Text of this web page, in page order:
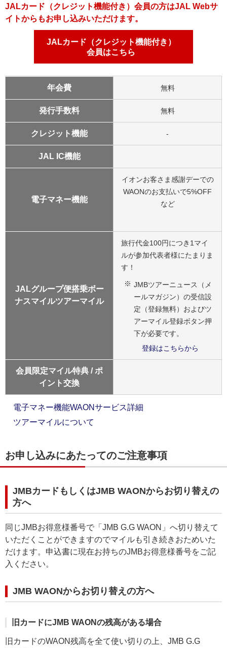
JALカード（クレジット機能付き）会員の方はJAL Webサ
イトからもお申し込みいただけます。
JALカード（クレジット機能付き）
会員はこちら
年会費 無料
発行手数料 無料
クレジット機能 -
JAL IC機能
電子マネー機能
イオンお客さま感謝デーでの
WAONのお支払いで5%OFF
など
JALグループ便搭乗ボー
ナスマイルツアーマイル
旅行代金100円につき1マイ
ルが参加代表者様にたまりま
す！
JMBツアーニュース（メ
ールマガジン）の受信設
定（登録無料）およびツ
アーマイル登録ボタン押
下が必要です。
登録はこちらから
会員限定マイル特典 / ポ
イント交換
電子マネー機能WAONサービス詳細
ツアーマイルについて
お申し込みにあたってのご注意事項
JMBカードもしくはJMB WAONからお切り替えの
方へ
同じJMBお得意様番号で「JMB G.G WAON」へ切り替えて
いただくことができますのでマイルも引き続きおためいた
だけます。申込書に現在お持ちのJMBお得意様番号をご記
入ください。
JMB WAONからお切り替えの方へ
旧カードにJMB WAONの残高がある場合
旧カードのWAON残高を全て使い切りの上、JMB G.G